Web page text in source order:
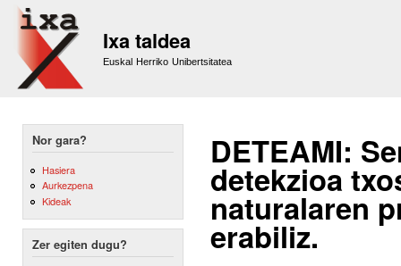
Ixa taldea
Euskal Herriko Unibertsitatea
Nor gara?
Hasiera
Aurkezpena
Kideak
Zer egiten dugu?
DETEAMI:
detekzioa
naturalaren
erabiliz.